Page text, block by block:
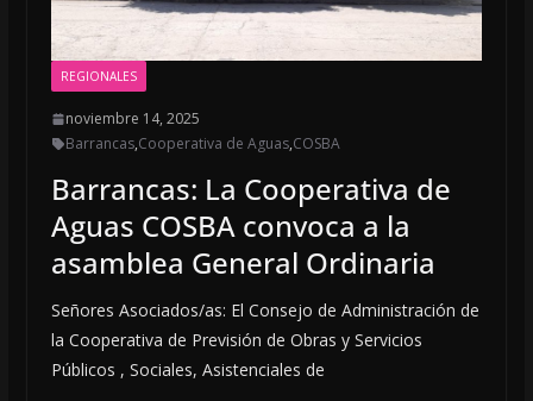
REGIONALES
noviembre 14, 2025
Barrancas,Cooperativa de Aguas,COSBA
Barrancas: La Cooperativa de
Aguas COSBA convoca a la
asamblea General Ordinaria
Señores Asociados/as: El Consejo de Administración de
la Cooperativa de Previsión de Obras y Servicios
Públicos , Sociales, Asistenciales de